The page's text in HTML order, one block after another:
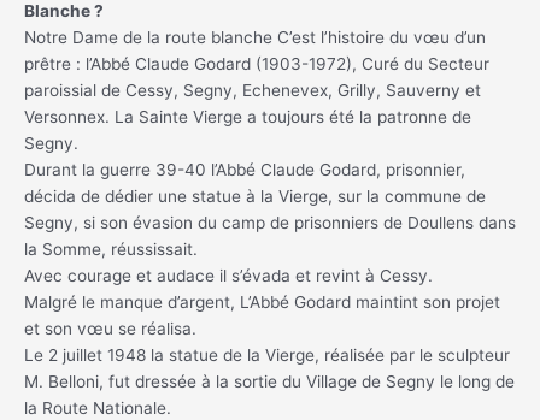
Blanche ?
Notre Dame de la route blanche C’est l’histoire du vœu d’un
prêtre : l’Abbé Claude Godard (1903-1972), Curé du Secteur
paroissial de Cessy, Segny, Echenevex, Grilly, Sauverny et
Versonnex. La Sainte Vierge a toujours été la patronne de
Segny.
Durant la guerre 39-40 l’Abbé Claude Godard, prisonnier,
décida de dédier une statue à la Vierge, sur la commune de
Segny, si son évasion du camp de prisonniers de Doullens dans
la Somme, réussissait.
Avec courage et audace il s’évada et revint à Cessy.
Malgré le manque d’argent, L’Abbé Godard maintint son projet
et son vœu se réalisa.
Le 2 juillet 1948 la statue de la Vierge, réalisée par le sculpteur
M. Belloni, fut dressée à la sortie du Village de Segny le long de
la Route Nationale.